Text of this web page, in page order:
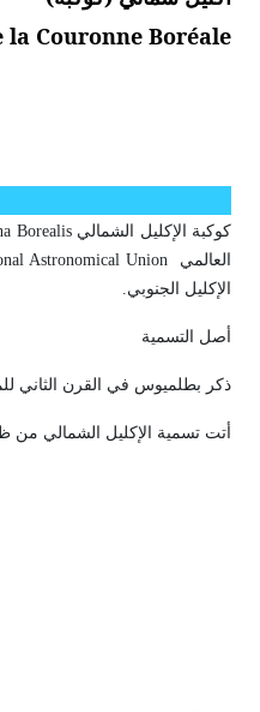
Couronne Boréale
كوكبة الإكليل الشماليBorealis
العالمي
Astronomical Union
الإكليل الجنوبي.
أصل التسمية
ذكر بطلميوس في القرن الثاني
أتت تسمية الإكليل الشمالي من